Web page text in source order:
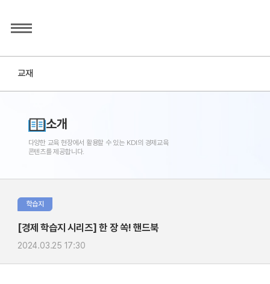
소개
다양한 교육 현장에서 활용할 수 있는 KDI의 경제교육
콘텐츠를 제공합니다.
교재
학습지
[경제 학습지 시리즈] 한 장 쏙! 핸드북
2024.03.25 17:30